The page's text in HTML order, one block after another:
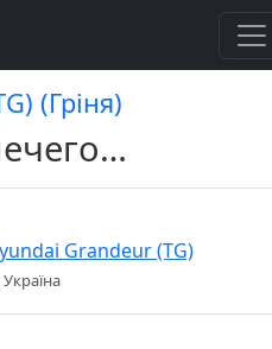
(Гріня)
Grandeur (TG)